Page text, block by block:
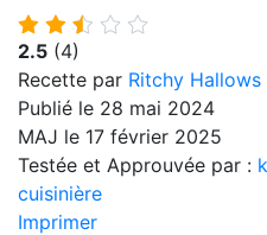
2.5 (4)
Recette par Ritchy Hallows
Publié le 28 mai 2024
MAJ le 17 février 2025
Testée et Approuvée par :
cuisinière
Imprimer